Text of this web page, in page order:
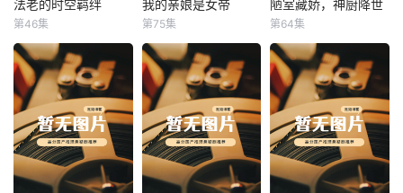
法老的时空羁绊
法老的时空羁绊
第46集
我的亲娘是女帝
我的亲娘是女帝
第75集
陋室藏娇，神厨降世
陋室藏娇，神厨降世
第64集